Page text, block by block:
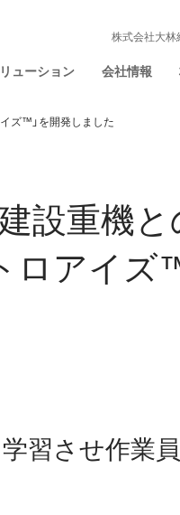
ューション 会社情報
株式会社大林
ズ™」を開発しました
設重機
ロアイズ
習させ作業